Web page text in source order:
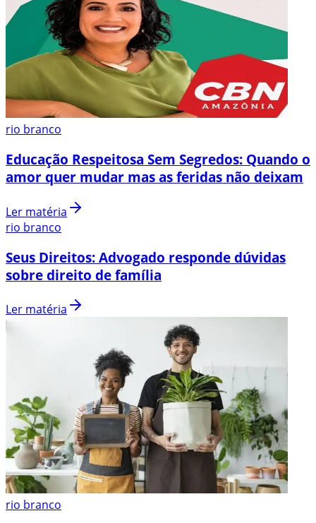
rio branco
Educação Respeitosa Sem Segredos: Quando o
amor quer mudar mas as feridas não deixam
Ler matéria
rio branco
Seus Direitos: Advogado responde dúvidas
sobre direito de família
Ler matéria
rio branco